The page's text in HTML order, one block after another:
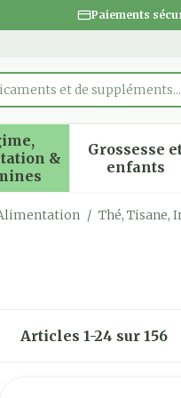
Paiements
pour la catégorie
&
Afficher le sous-menu
Grossesse
enfants
/ Thé, Tisane,
Articles 1-24 sur 156